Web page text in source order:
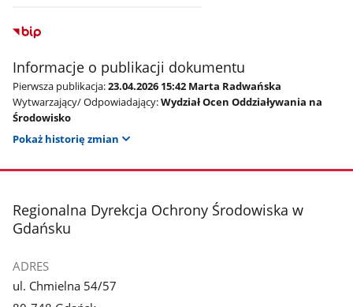
Informacje o publikacji dokumentu
Pierwsza publikacja:23.04.2026 15:42 Marta Radwańska
Wytwarzający/ Odpowiadający:Wydział Ocen Oddziaływania na
Środowisko
Pokaż historię zmian
stopka
Regionalna Dyrekcja Ochrony Środowiska w
Gdańsku
ADRES
ul. Chmielna 54/57